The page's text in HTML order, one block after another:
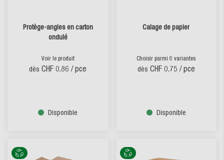
Protège-angles en carton
ondulé
Voir le produit
dès CHF 0.86 / pce
Disponible
Calage de papier
Choisir parmi 6 variantes
dès CHF 0.75 / pce
Disponible